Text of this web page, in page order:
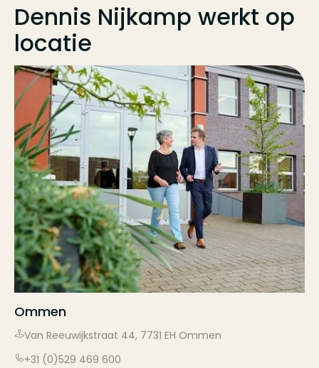
Dennis Nijkamp werkt op
locatie
Ommen
Van Reeuwijkstraat 44, 7731 EH Ommen
+31 (0)529 469 600